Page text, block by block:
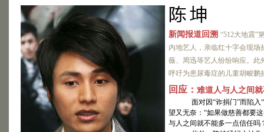
新闻报道回溯 “512大地震”
内地艺人，亲临红十字会现场
薇、周迅等艺人纷纷响应。此
呼吁为患尿毒症的儿童胡畯鹏
回应： 难道人与人之间
面对因“诈捐门”而陷入“
望又无奈：“如果做慈善都要
与人之间就不能多一点信任吗